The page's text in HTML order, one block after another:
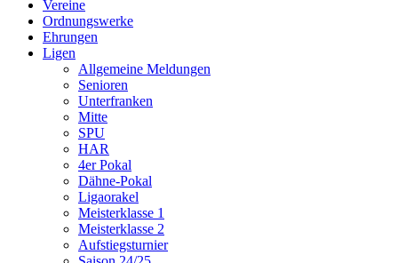
Vereine
Ordnungswerke
Ehrungen
Ligen
Allgemeine Meldungen
Senioren
Unterfranken
Mitte
SPU
HAR
4er Pokal
Dähne-Pokal
Ligaorakel
Meisterklasse 1
Meisterklasse 2
Aufstiegsturnier